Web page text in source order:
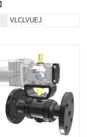
VLCLVUEJ